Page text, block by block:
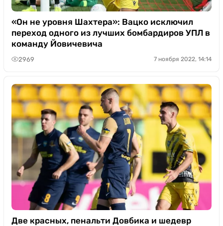
«Он не уровня Шахтера»: Вацко исключил
переход одного из лучших бомбардиров УПЛ в
команду Йовичевича
2969 7 ноября 2022, 14:14
Две красных, пенальти Довбика и шедевр